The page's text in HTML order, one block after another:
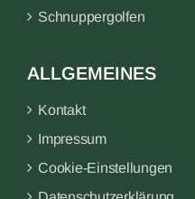
Schnuppergolfen
ALLGEMEINES
Kontakt
Impressum
Cookie-Einstellungen